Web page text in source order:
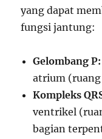
yang dapat
fungsi jantung:
Gelombang P:
atrium
Kompleks
ventrikel
bagian